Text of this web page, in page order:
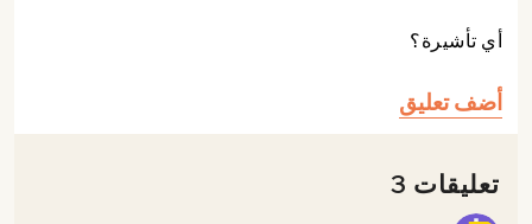
أي تأشيرة؟
أضف تعليق
تعليقات 3